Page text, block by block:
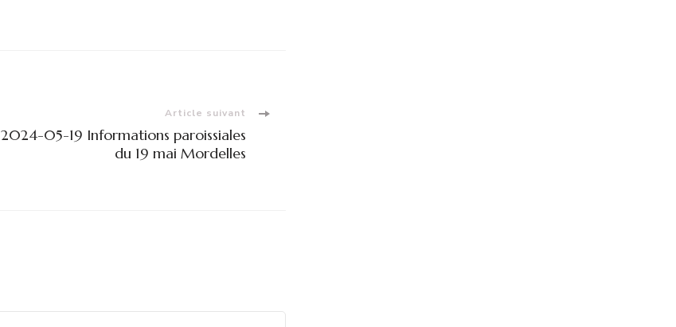
Article suivant
2024-05-19 Informations paroissiales
du 19 mai Mordelles